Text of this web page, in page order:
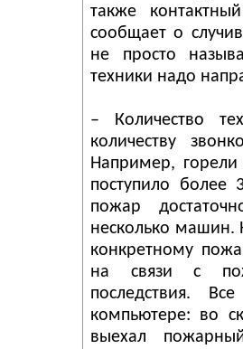
также
сообщает о
не просто
техники надо
– Количество
количеству
Например,
поступило более
пожар
несколько
конкретному
на связи с
последствия.
компьютере: во
выехал